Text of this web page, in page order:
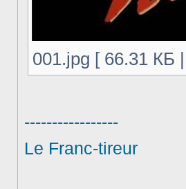
001.jpg [ 66.31 КБ
-----------------
Le Franc-tireur